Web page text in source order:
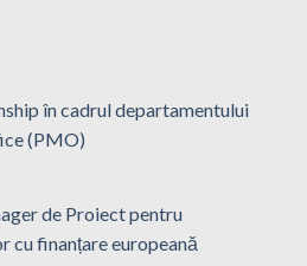
în cadrul departamentului
(PMO)
de Proiect pentru
cu finanțare europeană